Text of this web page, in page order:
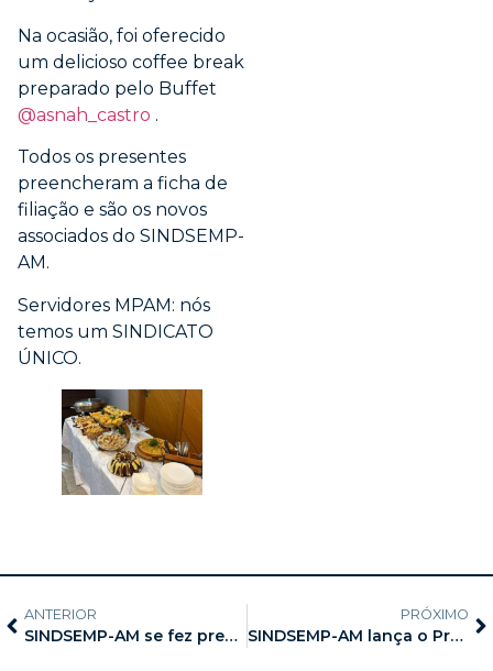
Na ocasião, foi oferecido
um delicioso coffee break
preparado pelo Buffet
@asnah_castro .
Todos os presentes
preencheram a ficha de
filiação e são os novos
associados do SINDSEMP-
AM.
Servidores MPAM: nós
temos um SINDICATO
ÚNICO.
ANTERIOR
SINDSEMP-AM se fez presente à Cerimônia de Posse de sete candidatos aprovados no último concurso público do MP-AM
PRÓXIMO
SINDSEMP-AM lança o Projeto “Momento Check-up”